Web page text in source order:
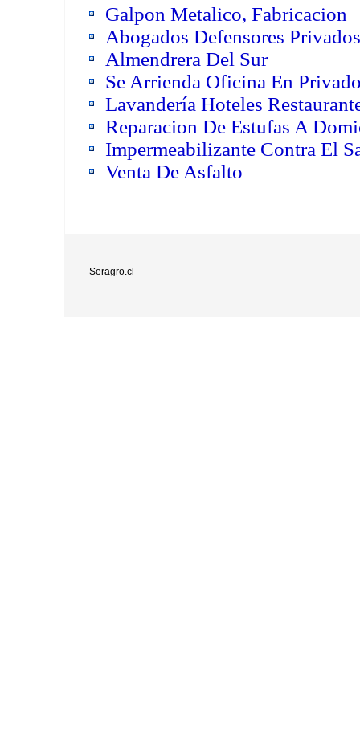
Galpon Metalico, Fabricacion
Abogados Defensores Privados
Almendrera Del Sur
Se Arrienda Oficina En
Lavandería Hoteles
Reparacion De Estufas A
Impermeabilizante Contra El
Venta De Asfalto
Seragro.cl